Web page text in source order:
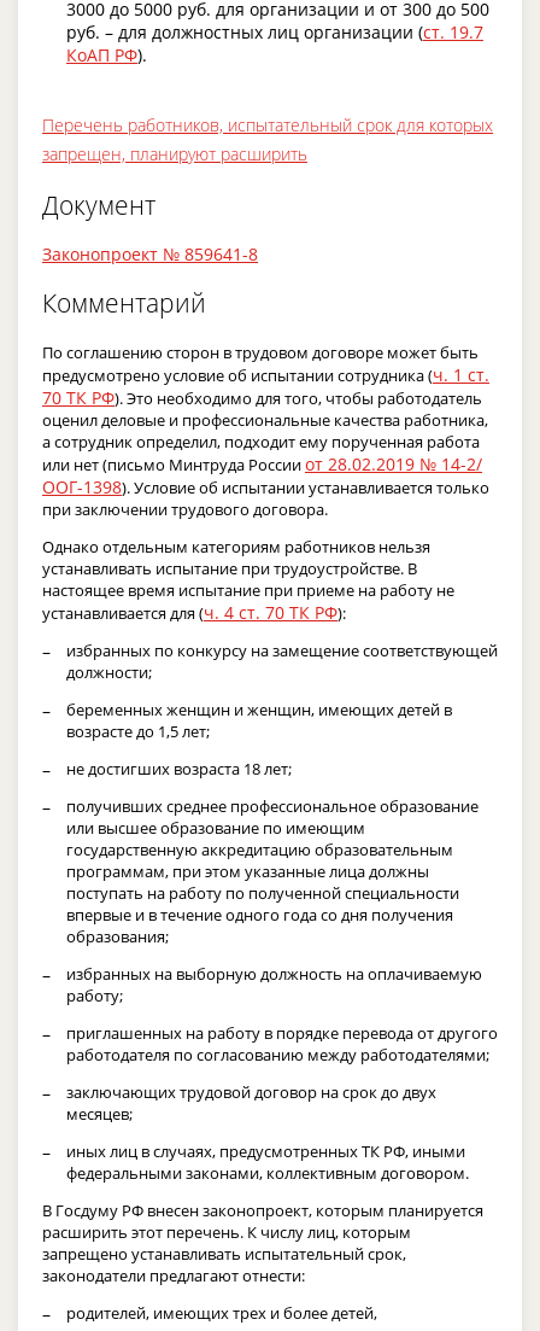
3000 до 5000 руб. для организации и от 300 до 500
руб. – для должностных лиц организации (ст. 19.7
КоАП РФ).
Перечень работников, испытательный срок для которых
запрещен, планируют расширить
Документ
Законопроект № 859641-8
Комментарий
По соглашению сторон в трудовом договоре может быть
предусмотрено условие об испытании сотрудника (ч. 1 ст.
70 ТК РФ). Это необходимо для того, чтобы работодатель
оценил деловые и профессиональные качества работника,
а сотрудник определил, подходит ему порученная работа
или нет (письмо Минтруда Россииот 28.02.2019 № 14-2/
ООГ-1398). Условие об испытании устанавливается только
при заключении трудового договора.
Однако отдельным категориям работников нельзя
устанавливать испытание при трудоустройстве. В
настоящее время испытание при приеме на работу не
устанавливается для (ч. 4 ст. 70 ТК РФ):
избранных по конкурсу на замещение соответствующей
должности;
беременных женщин и женщин, имеющих детей в
возрасте до 1,5 лет;
не достигших возраста 18 лет;
получивших среднее профессиональное образование
или высшее образование по имеющим
государственную аккредитацию образовательным
программам, при этом указанные лица должны
поступать на работу по полученной специальности
впервые и в течение одного года со дня получения
образования;
избранных на выборную должность на оплачиваемую
работу;
приглашенных на работу в порядке перевода от другого
работодателя по согласованию между работодателями;
заключающих трудовой договор на срок до двух
месяцев;
иных лиц в случаях, предусмотренных ТК РФ, иными
федеральными законами, коллективным договором.
В Госдуму РФ внесен законопроект, которым планируется
расширить этот перечень. К числу лиц, которым
запрещено устанавливать испытательный срок,
законодатели предлагают отнести:
родителей, имеющих трех и более детей,